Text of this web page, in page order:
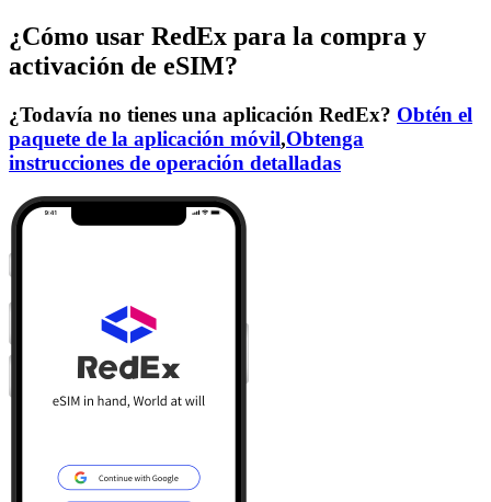
¿Cómo usar RedEx para la compra y
activación de eSIM?
¿Todavía no tienes una aplicación RedEx? Obtén el
paquete de la aplicación móvil,Obtenga
instrucciones de operación detalladas